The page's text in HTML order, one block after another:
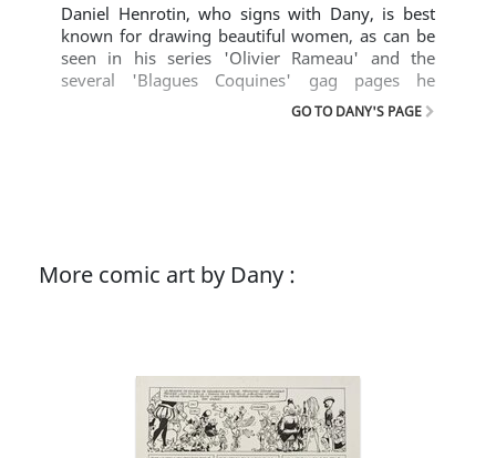
Daniel Henrotin, who signs with Dany, is best
known for drawing beautiful women, as can be
seen in his series 'Olivier Rameau' and the
several 'Blagues Coquines' gag pages he
GO TO DANY'S PAGE
More comic art by Dany :